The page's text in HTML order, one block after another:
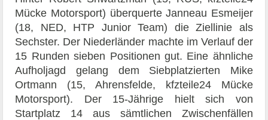
Mücke Motorsport) überquerte Janneau Esmeijer
(18, NED, HTP Junior Team) die Ziellinie als
Sechster. Der Niederländer machte im Verlauf der
15 Runden sieben Positionen gut. Eine ähnliche
Aufholjagd gelang dem Siebplatzierten Mike
Ortmann (15, Ahrensfelde, kfzteile24 Mücke
Motorsport). Der 15-Jährige hielt sich von
Startplatz 14 aus sämtlichen Zwischenfällen